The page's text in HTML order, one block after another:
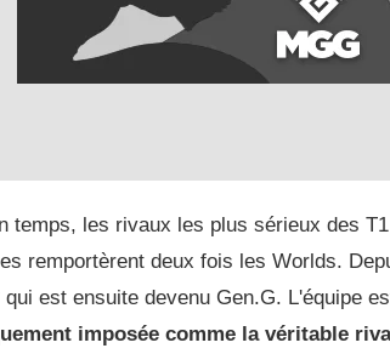
temps, les rivaux les plus sérieux des
remportèrent deux fois les Worlds.
qui est ensuite devenu Gen.G. L'équipe
imposée comme la véritable